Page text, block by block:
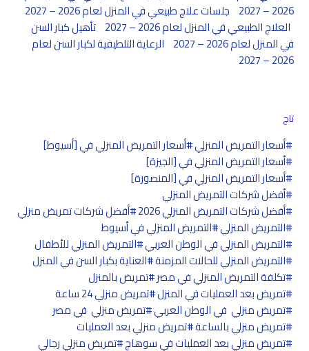
2026 – 2027
جلسات علاج طبيعي في المنزل لعام 2026 – 2027
العلاج الطبيعي في المنزل لعام 2026 – 2027
تأهيل كبار السن
في المنزل لعام 2026 – 2027
الرعاية التلطيفية لكبار السن لعام
2026 – 2027
تاج
أسعار التمريض المنزلي أسعار التمريض المنزلي في [أسيوط]
أسعار التمريض المنزلي في [الجيزة]
أسعار التمريض المنزلي في [المنصورة]
أفضل شركات التمريض المنزلي
أفضل شركات التمريض المنزلي 2026
أفضل شركات تمريض منزلي
التمريض المنزلي التمريض المنزلي في أسيوط
التمريض المنزلي في الوطن العربي التمريض المنزلي للأطفال
التمريض المنزلي للحالات المزمنة العناية بكبار السن في المنزل
تكلفة التمريض المنزلي في مصر تمريض بالمنزل
تمريض بعد العمليات في المنزل تمريض منزلي 24 ساعة
تمريض منزلي في الوطن العربي تمريض منزلي في مصر
تمريض منزلي بالساعة تمريض منزلي بعد العمليات
تمريض منزلي بعد العمليات في سوهاج تمريض منزلي رجالي